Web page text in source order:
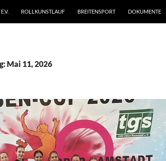
ROLLKUNSTLAUF BREITENSPORT DOKUMENTE
Mai 11, 2026